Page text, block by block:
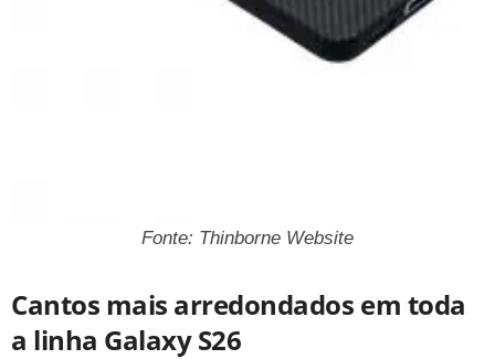
Fonte: Thinborne Website
Cantos mais arredondados em toda
a linha Galaxy S26